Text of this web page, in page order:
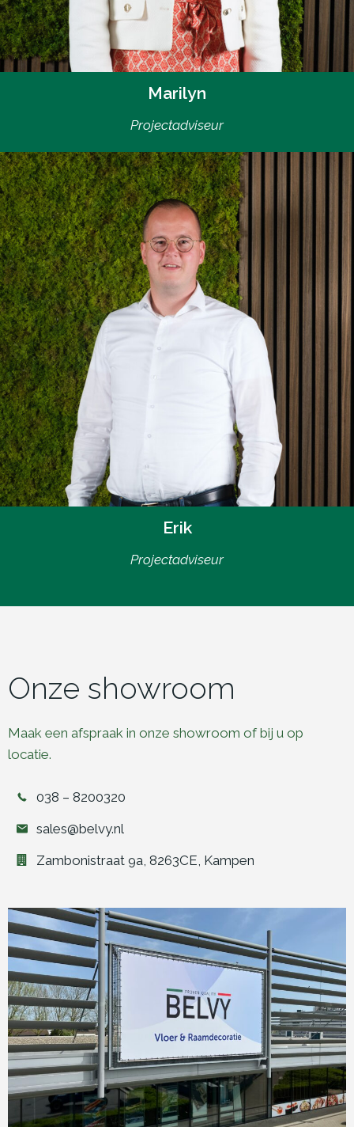
Marilyn
Projectadviseur
Erik
Projectadviseur
Onze showroom
Maak een afspraak in onze showroom of bij u op
locatie.
038 – 8200320
sales@belvy.nl
Zambonistraat 9a, 8263CE, Kampen